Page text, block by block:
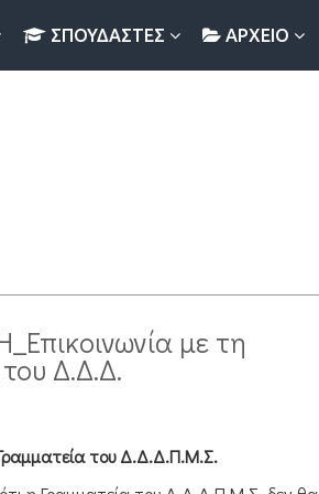
ΣΠΟΥΔΑΣΤΈΣ ΑΡΧΕΙΟ
υποκατηγορίες σε αυτήν τη σελίδα,
με τη
Δ.Δ.Δ.
του Δ.Δ.Δ.Π.Μ.Σ.